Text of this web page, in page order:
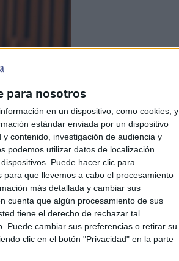
para nosotros
en un dispositivo, como cookies, y
estándar enviada por un dispositivo
contenido, investigación de audiencia y
podemos utilizar datos de localización
Puede hacer clic para
que llevemos a cabo el procesamiento
más detallada y cambiar sus
cuenta que algún procesamiento de sus
tiene el derecho de rechazar tal
Puede cambiar sus preferencias o retirar su
clic en el botón "Privacidad" en la parte
necesita
la